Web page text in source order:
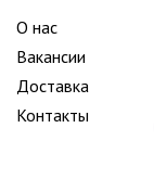
О нас
Вакансии
Доставка
Контакты